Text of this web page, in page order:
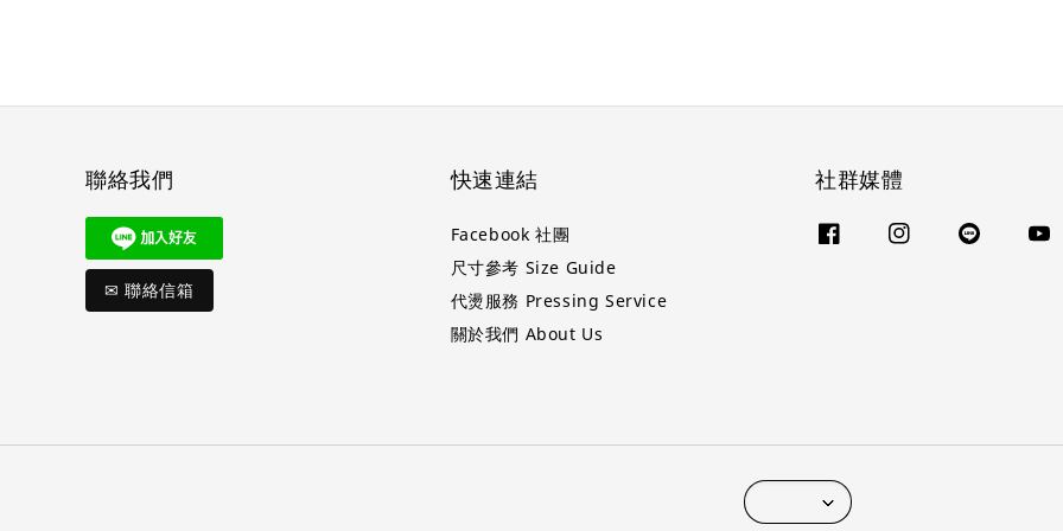
聯絡我們
✉ 聯絡信箱
快速連結
Facebook 社團
尺寸參考 Size Guide
代燙服務 Pressing Service
關於我們 About Us
社群媒體